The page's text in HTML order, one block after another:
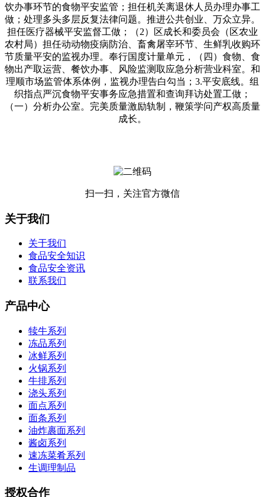
饮办事环节的食物平安监管；担任机关离退休人员办理办事工
做；处理多头多层反复法律问题。推进公共创业、万众立异。
担任医疗器械平安监督工做；（2）区成长和委员会（区农业
农村局）担任动动物疫病防治、畜禽屠宰环节、生鲜乳收购环
节质量平安的监视办理。奉行国度计量单元，（四）食物、食
物出产取运营、餐饮办事、风险监测取应急分析营业科室。和
理顺市场监管体系体例，监视办理告白勾当；3.平安底线。组
织指点严沉食物平安事务应急措置和查询拜访处置工做；
（一）分析办公室。完美质量激励轨制，鞭策学问产权高质量
成长。
扫一扫，关注官方微信
关于我们
关于我们
食品安全知识
食品安全资讯
联系我们
产品中心
犊牛系列
冻品系列
冰鲜系列
火锅系列
牛排系列
浇头系列
面点系列
面条系列
油炸裹面系列
酱卤系列
速冻菜肴系列
生调理制品
授权合作